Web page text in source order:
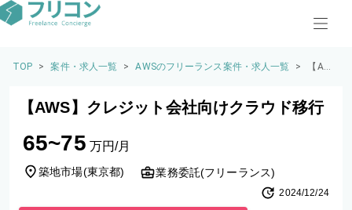
TOP > 案件・求人一覧 > AWSのフリーランス案件・求人一覧 >
【AW
ト会社
【AWS】クレジット会社向けクラウド移行
65~75 万円/月
築地市場(東京都) 業務委託(フリーランス)
2024/12/24